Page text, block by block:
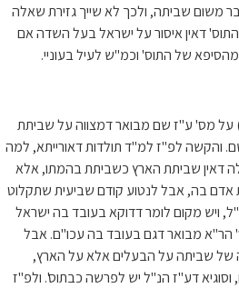
משום שביתה, ולכך לא שייך גזירת שאלה
התוס' דאין איסור על ישראל בעל השדה אם
של התוס' וכמ"ש לעיל בעוניי.
על מס' ע"ז שם מבואר דמצווה על שביתת
והקשה לפ"ז למ"ד תולדות דאורייתא, למה
דאין שביתת הארץ כשביתת בהמתו, אלא
בה, אבל לנטוע קודם שביעית שתקלוט
ויש מקום לומר דדוקא בעובד בה ישראל
הר"א מבואר דגם בעובד בה עכו"ם. אבל
שביתה על הבעלים אלא על הארץ,
דע"ז הנ"ל יש לפרשה כבתוס'. ולפ"ז